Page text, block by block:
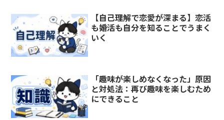
【自己理解で恋愛が深まる】恋活
も婚活も自分を知ることでうまく
いく
「趣味が楽しめなくなった」原因
と対処法：再び趣味を楽しむため
にできること